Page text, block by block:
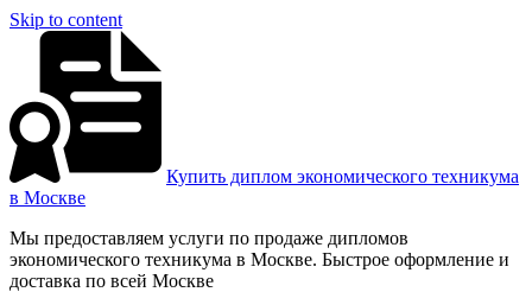
Skip to content
Купить диплом экономического техникума
в Москве
Мы предоставляем услуги по продаже дипломов
экономического техникума в Москве. Быстрое оформление и
доставка по всей Москве